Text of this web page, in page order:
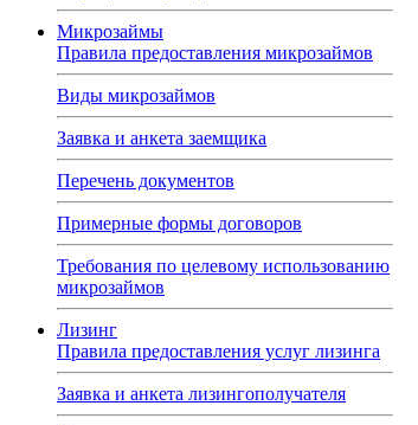
Микрозаймы
Правила предоставления микрозаймов
Виды микрозаймов
Заявка и анкета заемщика
Перечень документов
Примерные формы договоров
Требования по целевому использованию
микрозаймов
Лизинг
Правила предоставления услуг лизинга
Заявка и анкета лизингополучателя